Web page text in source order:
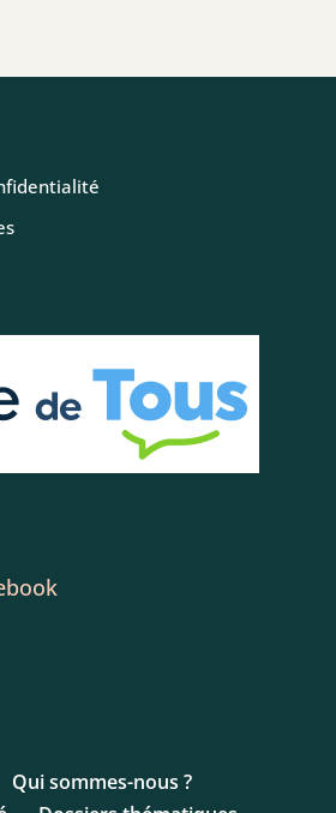
Qui sommes-nous ?